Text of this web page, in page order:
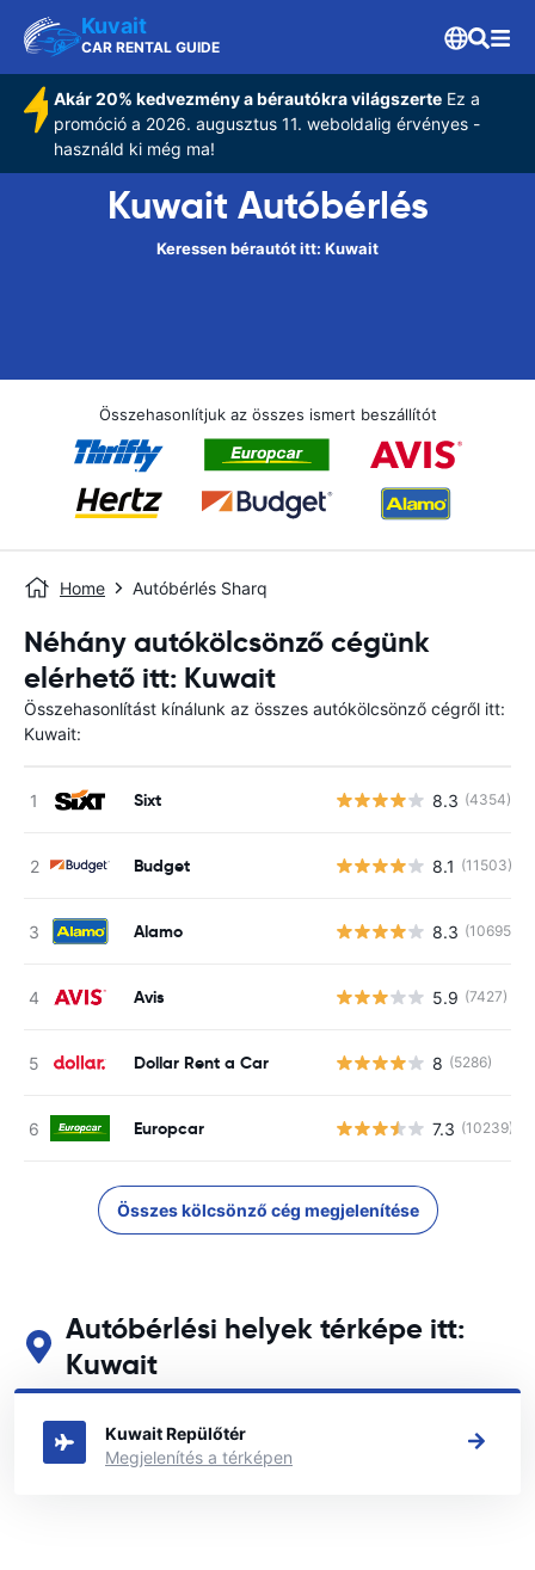
Kuvait
CAR RENTAL GUIDE
Akár 20% kedvezmény a bérautókra világszerteEz a
promóció a 2026. augusztus 11. weboldalig érvényes -
használd ki még ma!
Kuwait Autóbérlés
Keressen bérautót itt: Kuwait
Összehasonlítjuk az összes ismert beszállítót
Home Autóbérlés Sharq
Néhány autókölcsönző cégünk
elérhető itt: Kuwait
Összehasonlítást kínálunk az összes autókölcsönző cégről itt:
Kuwait:
Sixt 8.3 (4354)
Budget 8.1 (11503)
Alamo 8.3 (10695)
Avis 5.9 (7427)
Dollar Rent a Car 8 (5286)
Europcar 7.3 (10239)
Összes kölcsönző cég megjelenítése
Autóbérlési helyek térképe itt:
Kuwait
Tekintse meg fő autóbérlési helyeinket itt: Kuwait
Kuwait Repülőtér
Megjelenítés a térképen